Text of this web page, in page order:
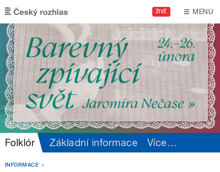
Přejít k hlavnímu obsahu
ŽIVĚ MENU
Folklór Základní informace Více…
INFORMACE